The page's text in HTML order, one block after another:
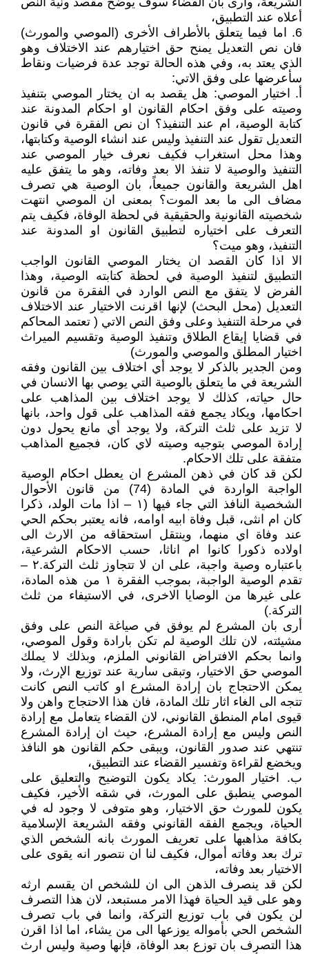
أعلاه عند التطبيق،
6. اما فيما يتعلق بالأطراف الأخرى (الموصي والمورث)
فان نص التعديل يمنح حق اختيارهم عند الاختلاف وهو
الذي يعتد به، وفي هذه الحالة توجد عدة فرضيات ونقاط
سأعرضها على وفق الاتي:
‌أ. اختيار الموصي: هل يقصد به ان يختار الموصي بتنفيذ
وصيته على وفق احكام القانون او احكام المدونة عند
كتابة الوصية، ام عند التنفيذ؟ ان نص الفقرة في قانون
التعديل تقول عند التنفيذ وليس عند انشاء الوصية وكتابتها،
وهذا محل استغراب فكيف نعرف خيار الموصي عند
التنفيذ والوصية لا تنفذ الا بعد وفاته، وهو ما يتفق عليه
اهل الشريعة والقانون جميعاً، بان الوصية هي تصرف
مضاف الى ما بعد الموت؟ بمعنى ان الموصي انتهت
شخصيته القانونية والحقيقية في لحظة الوفاة، فكيف يتم
التعرف على اختياره لتطبيق القانون او المدونة عند
التنفيذ، وهو ميت؟
الا اذا كان القصد ان يختار الموصي القانون الواجب
التطبيق لتنفيذ الوصية في لحظة كتابته الوصية، وهذا
الفرض لا يتفق مع النص الوارد في الفقرة من قانون
التعديل (محل البحث) لإنها اقرنت الاختيار عند الاختلاف
في مرحلة التنفيذ وعلى وفق النص الاتي ( تعتمد المحاكم
في قضايا إيقاع الطلاق وتنفيذ الوصية وتقسيم الميراث
اختيار المطلق والموصي والمورث)
ومن الجدير بالذكر لا يوجد أي اختلاف بين القانون وفقه
الشريعة في ما يتعلق بالوصية التي يوصي بها الانسان في
حال حياته، كذلك لا يوجد اختلاف بين المذاهب على
احكامها، ويكاد يجمع فقه المذاهب على قول واحد، بانها
لا تزيد على ثلث التركة، ولا يوجد أي مانع يحول دون
إرادة الموصي بتوجيه وصيته لاي كان، فجميع المذاهب
متفقة على تلك الاحكام.
لكن قد كان في ذهن المشرع ان يعطل احكام الوصية
الواجبة الواردة في المادة (74) من قانون الأحوال
الشخصية النافذ التي جاء فيها (١ – اذا مات الولد، ذكرا
كان ام انثى، قبل وفاة ابيه اوامه، فانه يعتبر بحكم الحي
عند وفاة اي منهما، وينتقل استحقاقه من الارث الى
اولاده ذكورا كانوا ام اناثا، حسب الاحكام الشرعية،
باعتباره وصية واجبة، على ان لا تتجاوز ثلث التركة.٢ –
تقدم الوصية الواجبة، بموجب الفقرة ١ من هذه المادة،
على غيرها من الوصايا الاخرى، في الاستيفاء من ثلث
التركة.)
أرى بان المشرع لم يوفق في صياغة النص على وفق
مشيئته، لان تلك الوصية لم تكن بارادة وقول الموصي،
وانما بحكم الافتراض القانوني الملزم، وبذلك لا يملك
الموصي حق الاختيار، وتبقى سارية عند توزيع الإرث، ولا
يمكن الاحتجاج بان إرادة المشرع او كاتب النص كانت
تتجه الى الغاء اثار تلك المادة، فان هذا الاحتجاج واهن ولا
قيوى امام المنطق القانوني، لان القضاء يتعامل مع إرادة
النص وليس مع إرادة المشرع، حيث ان إرادة المشرع
تنتهي عند صدور القانون، ويبقى حكم القانون هو النافذ
ويخضع لقراءة وتفسير القضاء عند التطبيق،
‌ب. اختيار المورث: يكاد يكون التوضيح والتعليق على
الموصي ينطبق على المورث، في شقه الأخير، فكيف
يكون للمورث حق الاختيار، وهو متوفى لا وجود له في
الحياة، ويجمع الفقه القانوني وفقه الشريعة الإسلامية
بكافة مذاهبها على تعريف المورث بانه الشخص الذي
ترك بعد وفاته أموال، فكيف لنا ان نتصور انه يقوى على
الاختيار بعد وفاته،
لكن قد ينصرف الذهن الى ان للشخص ان يقسم ارثه
وهو على قيد الحياة فهذا الامر مستبعد، لان هذا التصرف
لن يكون في باب توزيع التركة، وانما في باب تصرف
الشخص الحي بأمواله يوزعها الى من يشاء، اما اذا اقرن
هذا التصرف بان توزع بعد الوفاة، فإنها وصية وليس ارث